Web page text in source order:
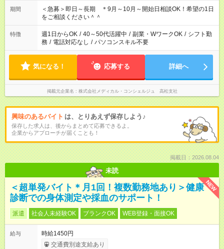
期間
＜急募＞即日～長期 ＊9月～10月～開始日相談OK！希望の1日
をご相談ください＾＾
特徴 週1日からOK / 40～50代活躍中 / 副業・WワークOK / シフト勤
務 / 電話対応なし / パソコンスキル不要
気になる！ 応募する 詳細へ
掲載元企業名 株式会社メディカル・コンシェルジュ 高松支社
興味のあるバイト は、とりあえず保存しよう♪
保存した求人は、後からまとめて応募できるよ。
企業からアプローチが届くことも！
掲載日：2026.08.04
未読
NEW
＜超単発バイト＊月1回！複数勤務地あり＞健康
診断での身体測定や採血のサポート！
派遣 社会人未経験OK ブランクOK WEB登録・面接OK
給与
時給1450円
交通費別途支給あり